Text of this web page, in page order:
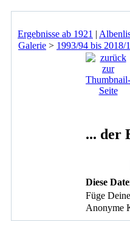
Ergebnisse ab 1921 |
Galerie > 1993/94 bis 2018/
... der
Diese
Füge
Anonyme